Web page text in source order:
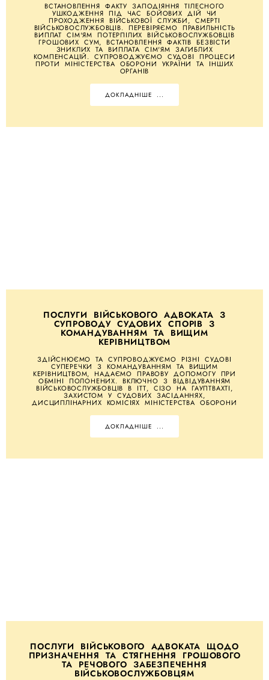
ВСТАНОВЛЕННЯ ФАКТУ ЗАПОДІЯННЯ ТІЛЕСНОГО
УШКОДЖЕННЯ ПІД ЧАС БОЙОВИХ ДІЙ ЧИ
ПРОХОДЖЕННЯ ВІЙСЬКОВОЇ СЛУЖБИ, СМЕРТІ
ВІЙСЬКОВОСЛУЖБОВЦІВ. ПЕРЕВІРЯЄМО ПРАВИЛЬНІСТЬ
ВИПЛАТ СІМ'ЯМ ПОТЕРПІЛИХ ВІЙСЬКОВОСЛУЖБОВЦІВ
ГРОШОВИХ СУМ, ВСТАНОВЛЕННЯ ФАКТІВ БЕЗВІСТИ
ЗНИКЛИХ ТА ВИПЛАТА СІМ'ЯМ ЗАГИБЛИХ
КОМПЕНСАЦІЙ. СУПРОВОДЖУЄМО СУДОВІ ПРОЦЕСИ
ПРОТИ МІНІСТЕРСТВА ОБОРОНИ УКРАЇНИ ТА ІНШИХ
ОРГАНІВ
ДОКЛАДНІШЕ ...
ПОСЛУГИ ВІЙСЬКОВОГО АДВОКАТА З
СУПРОВОДУ СУДОВИХ СПОРІВ З
КОМАНДУВАННЯМ ТА ВИЩИМ
КЕРІВНИЦТВОМ
ЗДІЙСНЮЄМО ТА СУПРОВОДЖУЄМО РІЗНІ СУДОВІ
СУПЕРЕЧКИ З КОМАНДУВАННЯМ ТА ВИЩИМ
КЕРІВНИЦТВОМ, НАДАЄМО ПРАВОВУ ДОПОМОГУ ПРИ
ОБМІНІ ПОЛОНЕНИХ. ВКЛЮЧНО З ВІДВІДУВАННЯМ
ВІЙСЬКОВОСЛУЖБОВЦІВ В ІТТ, СІЗО НА ГАУПТВАХТІ,
ЗАХИСТОМ У СУДОВИХ ЗАСІДАННЯХ,
ДИСЦИПЛІНАРНИХ КОМІСІЯХ МІНІСТЕРСТВА ОБОРОНИ
ДОКЛАДНІШЕ ...
ПОСЛУГИ ВІЙСЬКОВОГО АДВОКАТА ЩОДО
ПРИЗНАЧЕННЯ ТА СТЯГНЕННЯ ГРОШОВОГО
ТА РЕЧОВОГО ЗАБЕЗПЕЧЕННЯ
ВІЙСЬКОВОСЛУЖБОВЦЯМ